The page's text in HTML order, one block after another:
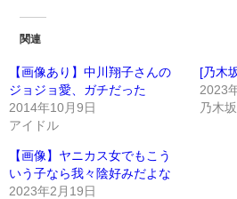
関連
【画像あり】中川翔子さんの
ジョジョ愛、ガチだった
2014年10月9日
アイドル
[乃木
2023
乃木
【画像】ヤニカス女でもこう
いう子なら我々陰好みだよな
2023年2月19日